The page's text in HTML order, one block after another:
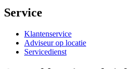
Service
Klantenservice
Adviseur op locatie
Servicedienst